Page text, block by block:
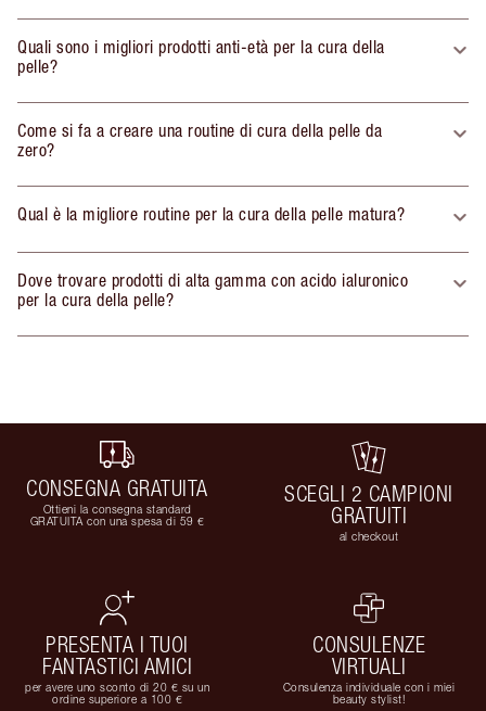
Quali sono i migliori prodotti anti-età per la cura della
pelle?
Come si fa a creare una routine di cura della pelle da
zero?
Qual è la migliore routine per la cura della pelle matura?
Dove trovare prodotti di alta gamma con acido ialuronico
per la cura della pelle?
CONSEGNA GRATUITA
Ottieni la consegna standard
GRATUITA con una spesa di 59 €
SCEGLI 2 CAMPIONI
GRATUITI
al checkout
PRESENTA I TUOI
FANTASTICI AMICI
per avere uno sconto di 20 € su un
ordine superiore a 100 €
CONSULENZE
VIRTUALI
Consulenza individuale con i miei
beauty stylist!